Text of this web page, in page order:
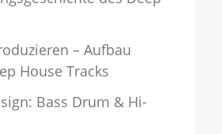
– Aufbau
House Tracks
Bass Drum & Hi-